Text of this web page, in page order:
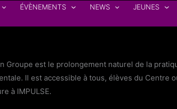
ÉVÈNEMENTS NEWS JEUNES
Groupe est le prolongement naturel de la
Il est accessible à tous, élèves du Centre
à IMPULSE.